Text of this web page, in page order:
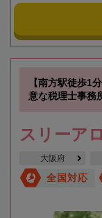
【南方駅徒歩1
意な税理士事務
スリーア
大阪府
全国対応